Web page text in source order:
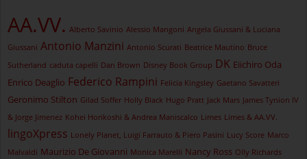
AA.VV. Alberto Savinio Alessio Mangoni Angela Giussani & Luciana
Giussani Antonio Manzini Antonio Scurati Beatrice Mautino Bruce
Sutherland caduta capelli Dan Brown Disney Book Group DK Eiichiro Oda
Enrico Deaglio Federico Rampini Felicia Kingsley Gaetano Savatteri
Geronimo Stilton Gilad Soffer Holly Black Hugo Pratt Jack Mars James Tynion IV
& Jorge Jimenez Kohei Horikoshi & Andrea Maniscalco Limes Limes & AA.VV.
lingoXpress Lonely Planet, Luigi Farrauto & Piero Pasini Lucy Score Marco
Malvaldi Maurizio De Giovanni Monica Marelli Nancy Ross Olly Richards